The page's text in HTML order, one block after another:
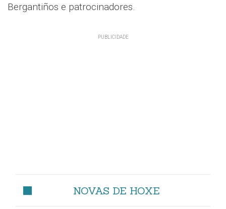
Bergantiños e patrocinadores.
NOVAS DE HOXE